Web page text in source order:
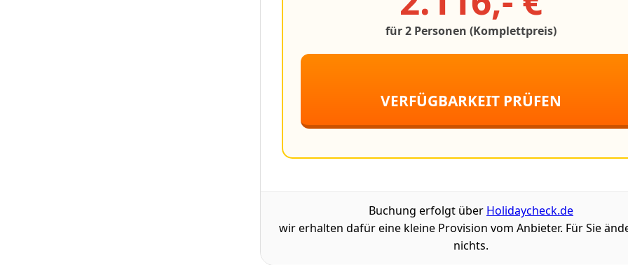
für 2 Personen (Komplettpreis)
VERFÜGBARKEIT PRÜFEN
Buchung erfolgt über Holidaycheck.de
wir erhalten dafür eine kleine Provision vom Anbieter. Für Sie
nichts.